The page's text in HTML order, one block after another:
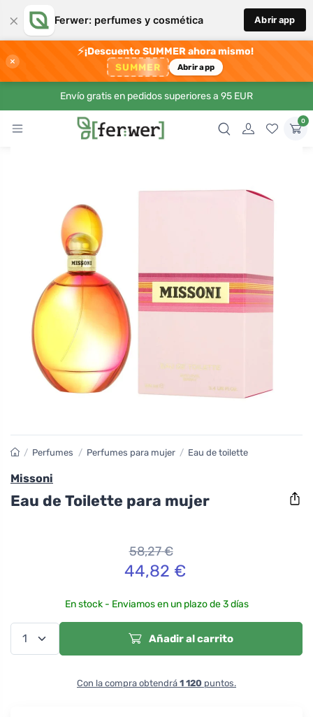
× Ferwer: perfumes y cosmética Abrir app
×
⚡¡Descuento SUMMER ahora mismo!
SUMMER Abrir app
Envío gratis en pedidos superiores a 95 EUR
0
/ Perfumes / Perfumes para mujer / Eau de toilette
Missoni
Eau de Toilette para mujer
58,27€
44,82 €
En stock - Enviamos en un plazo de 3 días
Añadir al carrito
Con la compra obtendrá 1 120 puntos.